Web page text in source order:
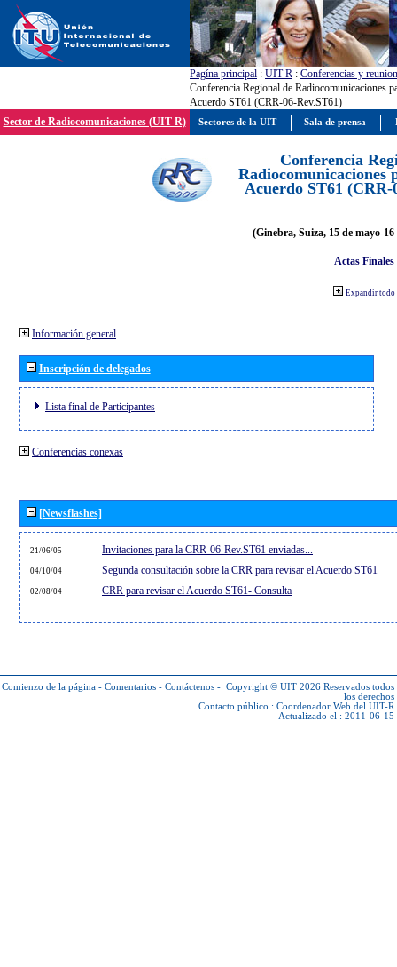
Pagína principal : UIT-R : Conferencias y
Conferencia Regional de Radiocomunicaciones
Acuerdo ST61 (CRR-06-Rev.ST61)
Sector de Radiocomunicaciones (UIT-R)
Conferencia
Radiocomunicaciones
Acuerdo ST61 (CRR-
(Ginebra, Suiza, 15 de mayo-
Actas Finales
Expandir todo
Información general
Inscripción de delegados
Lista final de Participantes
Conferencias conexas
[Newsflashes]
21/06/05 Invitaciones para la CRR-06-Rev.ST61 enviadas...
04/10/04 Segunda consultación sobre la CRR para revisar el Acuerdo ST61
02/08/04 CRR para revisar el Acuerdo ST61- Consulta
Comienzo de la página - Comentarios - Contáctenos - Copyright © UIT 2026 Reservados todos
los derechos
Contacto público : Coordenador Web del UIT-R
Actualizado el : 2011-06-15
Sectores de la UIT Sala de prensa